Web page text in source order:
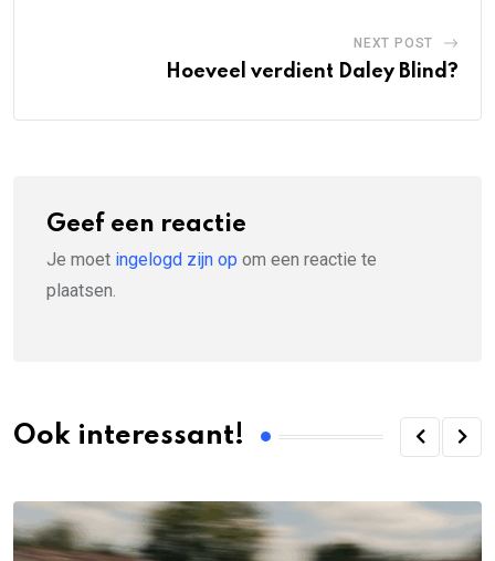
NEXT POST
Hoeveel verdient Daley Blind?
Geef een reactie
Je moet ingelogd zijn op om een reactie te
plaatsen.
Ook interessant!